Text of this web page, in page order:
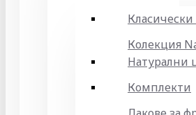
Колекция
Натурални
Комплекти